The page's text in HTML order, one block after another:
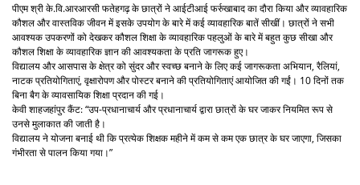
पीएम श्री के.वि.आरआरसी फतेहगढ़ के छात्रों ने आईटीआई फर्रुखाबाद का दौरा किया और व्यावहारिक
कौशल और वास्तविक जीवन में इसके उपयोग के बारे में कई व्यावहारिक बातें सीखीं। छात्रों ने सभी
आवश्यक उपकरणों को देखकर कौशल शिक्षा के व्यावहारिक पहलुओं के बारे में बहुत कुछ सीखा और
कौशल शिक्षा के व्यावहारिक ज्ञान की आवश्यकता के प्रति जागरूक हुए।
विद्यालय और आसपास के क्षेत्र को सुंदर और स्वच्छ बनाने के लिए कई जागरूकता अभियान, रैलियां,
नाटक प्रतियोगिताएं, वृक्षारोपण और पोस्टर बनाने की प्रतियोगिताएं आयोजित की गईं। 10 दिनों तक
बिना बैग के व्यावसायिक शिक्षा प्रदान की गई।
केवी शाहजहांपुर कैंट: “उप-प्रधानाचार्य और प्रधानाचार्य द्वारा छात्रों के घर जाकर नियमित रूप से
उनसे मुलाकात की जाती है।
विद्यालय ने योजना बनाई थी कि प्रत्येक शिक्षक महीने में कम से कम एक छात्र के घर जाएगा, जिसका
गंभीरता से पालन किया गया।”